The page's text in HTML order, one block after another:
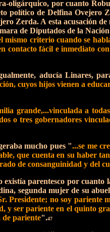
por cuanto
político de Delfina Ovejero
Zerda. A esta acusación
de Diputados de la
mismo criterio cuando se
contacto fácil e inmediato
aducía Linares,
cuyos hijos vienen a
grande,...vinculada a
o tres gobernadores
mucho pues "...se me
que cuenta en su haber
de consanguinidad y del
parentesco por
segunda mujer de su
Presidente; no soy
ser pariente en el quinto
de pariente".47